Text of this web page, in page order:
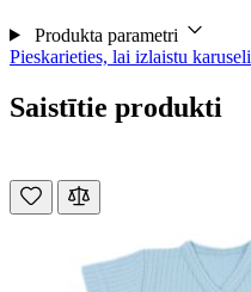
Produkta parametri
Pieskarieties, lai izlaistu karuseli
Saistītie produkti